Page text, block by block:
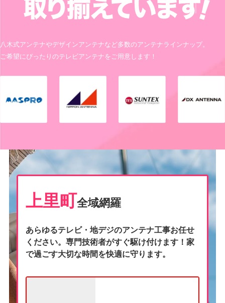
八木式アンテナやデザインアンテナなど多数のアンテナラインナップ。
ご希望にぴったりのテレビアンテナをご用意します！
上里町全域網羅
あらゆるテレビ・地デジのアンテナ工事お任せ
ください。専門技術者がすぐ駆け付けます！家
で過ごす大切な時間を快適に守ります。